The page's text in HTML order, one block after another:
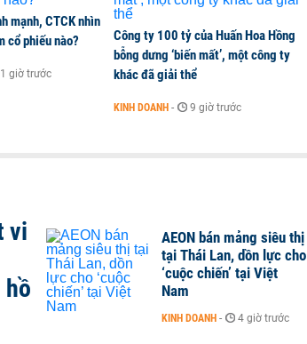
mạnh, CTCK nhìn
cổ phiếu nào?
giờ trước
Công ty 100 tỷ của Huấn Hoa Hồng
bỗng dưng ‘biến mất’, một công ty
khác đã giải thể
KINH DOANH - 9 giờ trước
vi
hồ
AEON bán mảng siêu thị
tại Thái Lan, dồn lực cho
‘cuộc chiến’ tại Việt
Nam
KINH DOANH - 4 giờ trước